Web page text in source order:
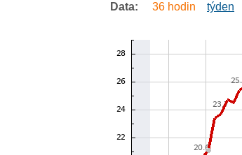
Data: 36 hodin týden